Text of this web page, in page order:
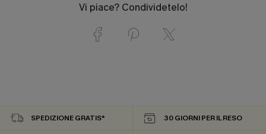
Vi piace? Condividetelo!
SPEDIZIONE GRATIS* 30 GIORNI PER IL RESO